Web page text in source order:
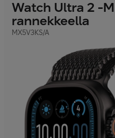
Watch Ultra 2 -
rannekkeella
MX5V3KS/A